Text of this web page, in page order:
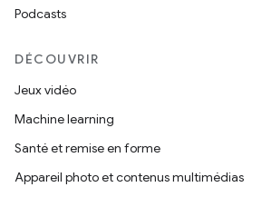
Podcasts
DÉCOUVRIR
Jeux vidéo
Machine learning
Santé et remise en forme
Appareil photo et contenus multimédias